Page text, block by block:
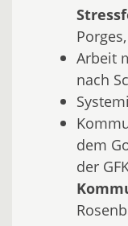
Arbeit
nach
dem
der